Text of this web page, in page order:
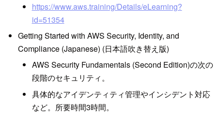
https://www.aws.training/Details/eLearning?
id=51354
Getting Started with AWS Security, Identity, and
Compliance (Japanese) (日本語吹き替え版)
AWS Security Fundamentals (Second Edition)の次の
段階のセキュリティ。
具体的なアイデンティティ管理やインシデント対応
など。所要時間3時間。